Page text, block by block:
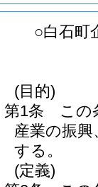
○白石町
(目的)
第1条
この
産業の振
する。
(定義)